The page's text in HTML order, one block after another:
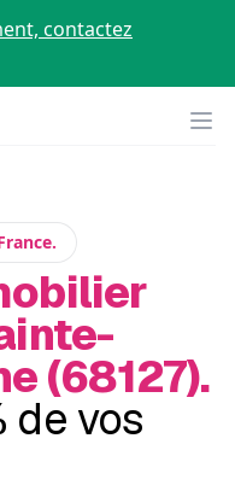
contactez
(68127).
de vos